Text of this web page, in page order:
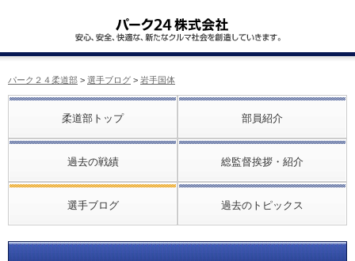
パーク２４柔道部 > 選手ブログ > 岩手国体
柔道部トップ 部員紹介
過去の戦績 総監督挨拶・紹介
選手ブログ 過去のトピックス